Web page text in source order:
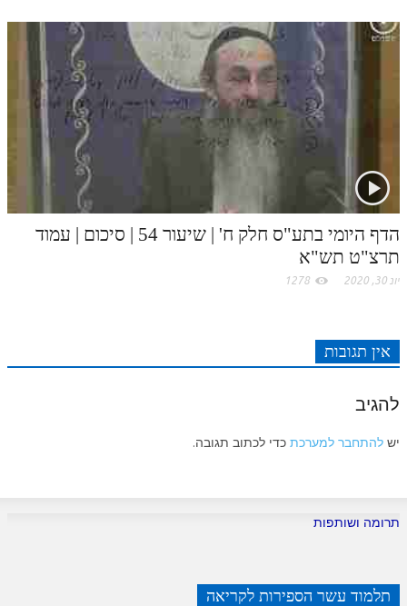
הדף היומי בתע"ס חלק ח' | שיעור 54 | סיכום | עמוד
תרצ"ט תש"א
יונ 30, 2020 1278
אין תגובות
להגיב
יש להתחבר למערכת כדי לכתוב תגובה.
תרומה ושותפות
תלמוד עשר הספירות לקריאה